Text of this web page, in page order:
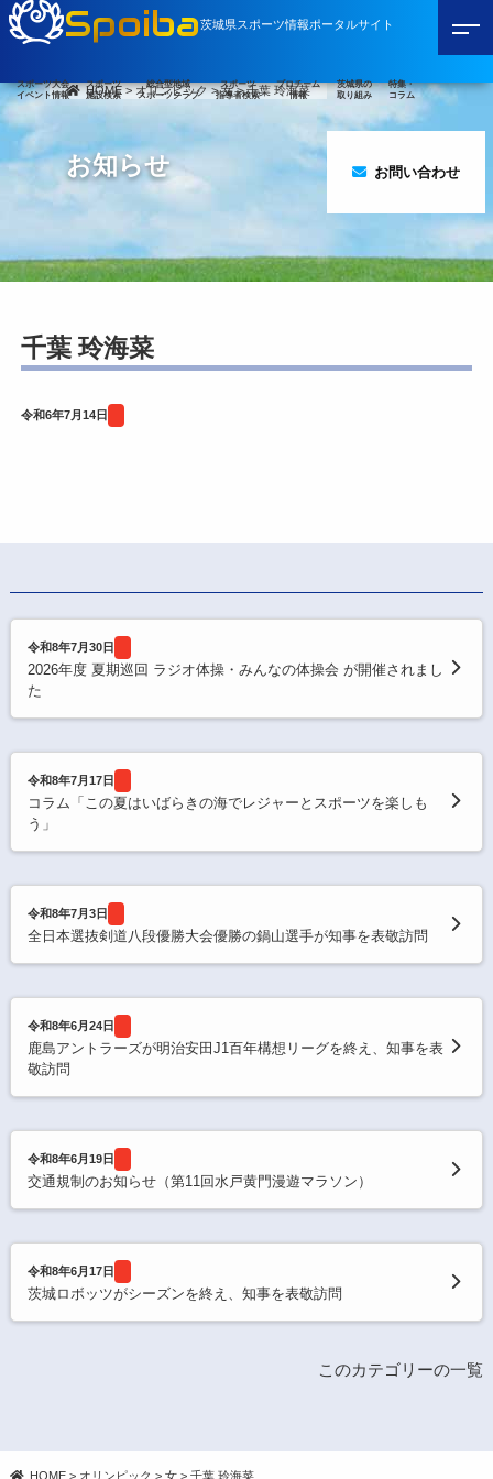
Spoiba茨城県スポーツ情報ポータルサイト
スポーツ大会
イベント情報
スポーツ
施設検索
総合型地域
スポーツクラブ
スポーツ
指導者検索
プロチーム
情報
茨城県の
取り組み
特集・
コラム
お問い合わせ
HOME>オリンピック>女>千葉 玲海菜
お知らせ
千葉 玲海菜
令和6年7月14日
令和8年7月30日
2026年度 夏期巡回 ラジオ体操・みんなの体操会 が開催されまし
た
令和8年7月17日
コラム「この夏はいばらきの海でレジャーとスポーツを楽しも
う」
令和8年7月3日
全日本選抜剣道八段優勝大会優勝の鍋山選手が知事を表敬訪問
令和8年6月24日
鹿島アントラーズが明治安田J1百年構想リーグを終え、知事を表
敬訪問
令和8年6月19日
交通規制のお知らせ（第11回水戸黄門漫遊マラソン）
令和8年6月17日
茨城ロボッツがシーズンを終え、知事を表敬訪問
このカテゴリーの一覧
HOME > オリンピック >女 >千葉 玲海菜